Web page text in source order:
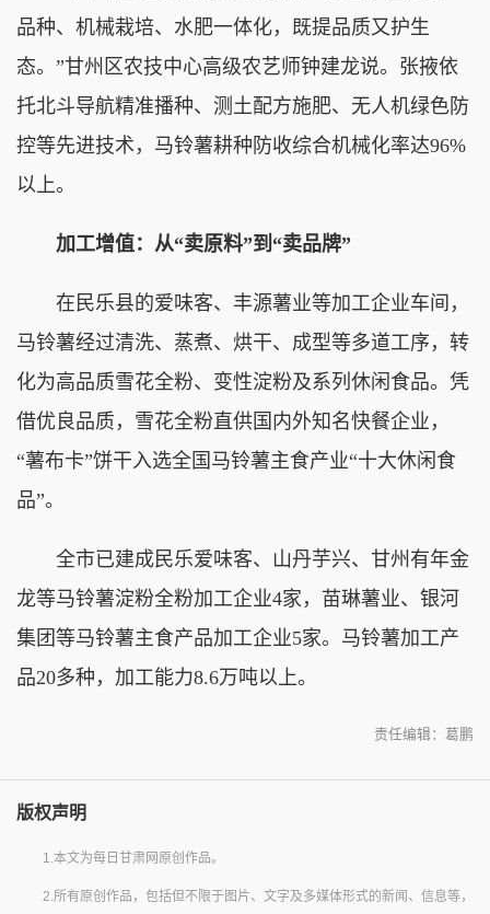
品种、机械栽培、水肥一体化，既提品质又护生
态。”甘州区农技中心高级农艺师钟建龙说。张掖依
托北斗导航精准播种、测土配方施肥、无人机绿色防
控等先进技术，马铃薯耕种防收综合机械化率达96%
以上。
加工增值：从“卖原料”到“卖品牌”
在民乐县的爱味客、丰源薯业等加工企业车间，
马铃薯经过清洗、蒸煮、烘干、成型等多道工序，转
化为高品质雪花全粉、变性淀粉及系列休闲食品。凭
借优良品质，雪花全粉直供国内外知名快餐企业，
“薯布卡”饼干入选全国马铃薯主食产业“十大休闲食
品”。
全市已建成民乐爱味客、山丹芋兴、甘州有年金
龙等马铃薯淀粉全粉加工企业4家，苗琳薯业、银河
集团等马铃薯主食产品加工企业5家。马铃薯加工产
品20多种，加工能力8.6万吨以上。
责任编辑：葛鹏
版权声明
1.本文为每日甘肃网原创作品。
2.所有原创作品，包括但不限于图片、文字及多媒体形式的新闻、信息等，